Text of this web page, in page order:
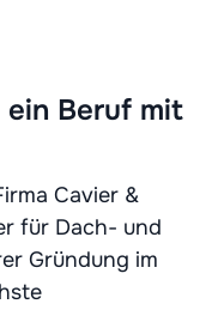
ein Beruf mit
Cavier &
für Dach- und
Gründung im